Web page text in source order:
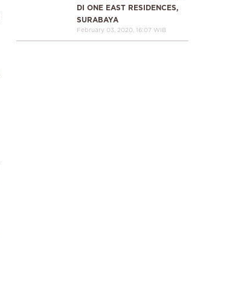
DI ONE EAST RESIDENCES,
SURABAYA
February 03, 2020, 16:07 WIB